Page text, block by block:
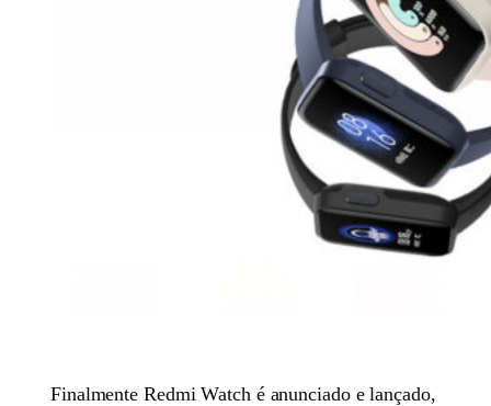
Finalmente Redmi Watch é anunciado e lançado,